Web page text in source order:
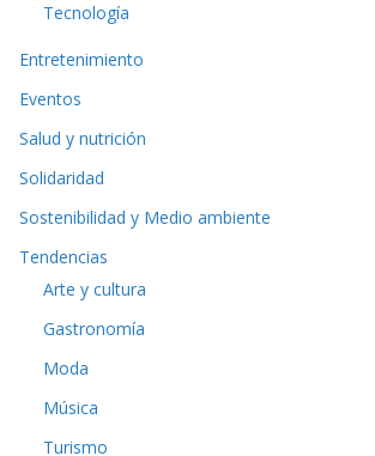
Tecnología
Entretenimiento
Eventos
Salud y nutrición
Solidaridad
Sostenibilidad y Medio ambiente
Tendencias
Arte y cultura
Gastronomía
Moda
Música
Turismo